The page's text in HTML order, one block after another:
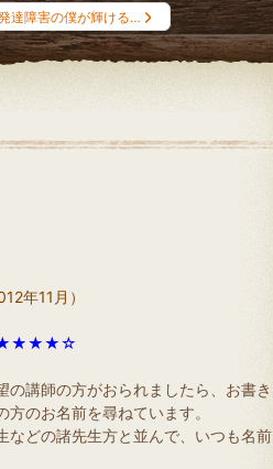
達障害の僕が輝ける…
年11月）
★★★★☆
講師の方がおられましたら、お書き
のお名前を尋ねています。
などの諸先生方と並んで、いつも名前